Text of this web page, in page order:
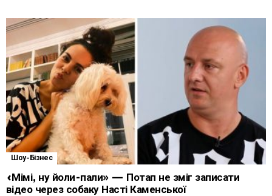
Шоу-Бізнес
«Мімі, ну йоли-пали» — Потап не зміг записати
відео через собаку Насті Каменської